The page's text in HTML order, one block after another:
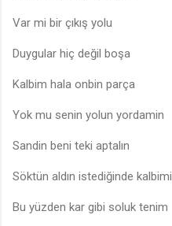
Var mi bir çıkış yolu
Duygular hiç değil boşa
Kalbim hala onbin parça
Yok mu senin yolun yordamin
Sandin beni teki aptalın
Söktün aldın istediğinde kalbimi
Bu yüzden kar gibi soluk tenim